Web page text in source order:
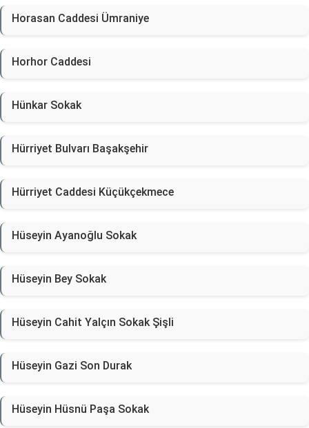
Horasan Caddesi Ümraniye
Horhor Caddesi
Hünkar Sokak
Hürriyet Bulvarı Başakşehir
Hürriyet Caddesi Küçükçekmece
Hüseyin Ayanoğlu Sokak
Hüseyin Bey Sokak
Hüseyin Cahit Yalçın Sokak Şişli
Hüseyin Gazi Son Durak
Hüseyin Hüsnü Paşa Sokak